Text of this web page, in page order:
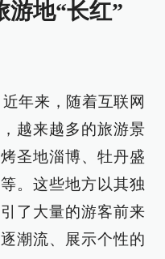
游地“长红”
近年来，随着互联网
越来越多的旅游景
圣地淄博、牡丹盛
。这些地方以其独
了大量的游客前来
潮流、展示个性的